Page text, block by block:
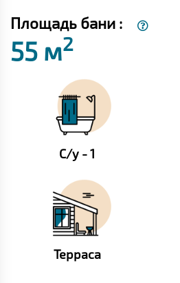
Площадь бани :
55 м2
С/у - 1
Терраса